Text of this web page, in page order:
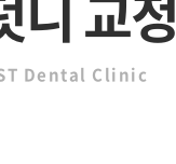
Dental Clinic